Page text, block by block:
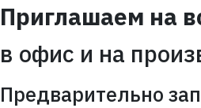
Приглашаем на
в офис и на
Предварительно